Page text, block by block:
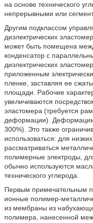
на основе технического
непрерывными или
Другим подклассом
диэлектрических
может быть помещена
конденсатор с
диэлектрических
приложенным
пленке, заставляя ее
площади. Рабочие
увеличиваются
эластомера (требуется
деформации). Деформации
300%). Это также
использоваться: для
рассматриваться
полимерные электроды,
обычно используются
технического углерода.
Первым примечательным
ионные полимер-
из мембраны из
полимера, нанесенной